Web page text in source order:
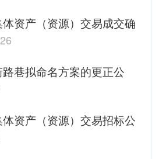
资产（资源）交易成交确
巷拟命名方案的更正公
资产（资源）交易招标公